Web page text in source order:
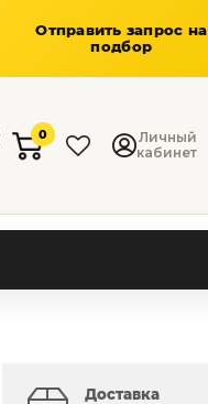
Отправить запрос на
подбор
0
Личный
кабинет
Доставка